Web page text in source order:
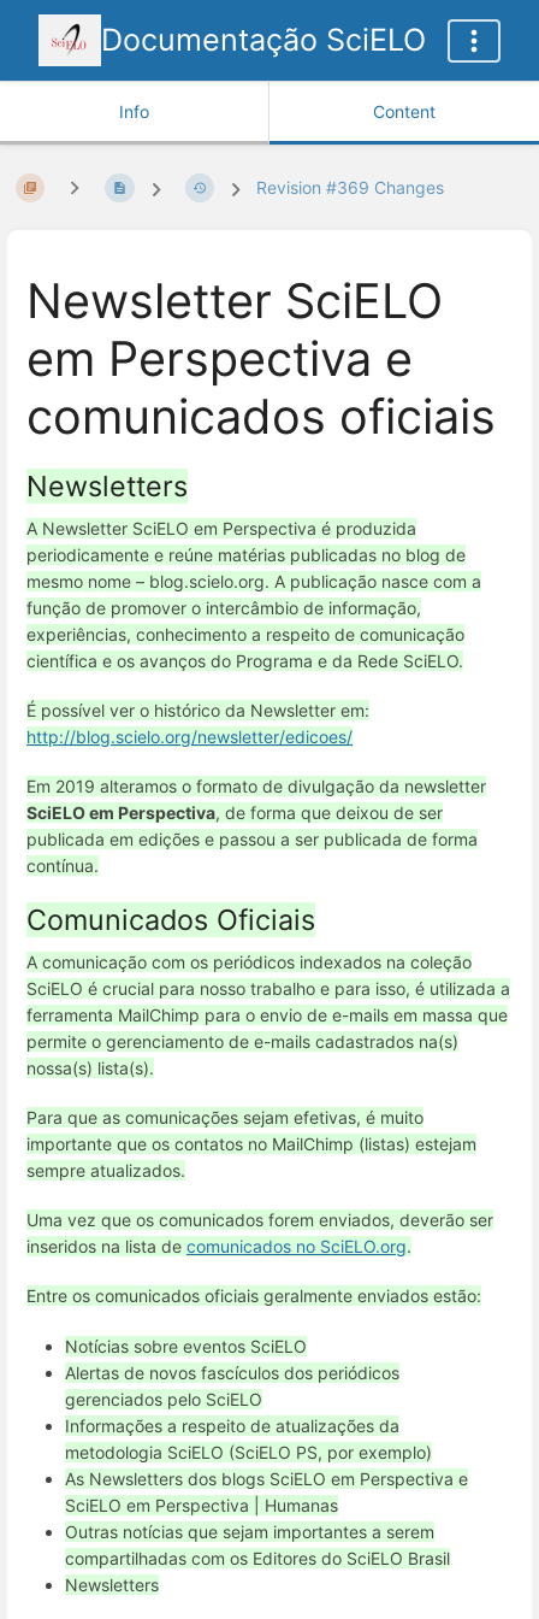
Documentação SciELO
Info Content
Revision #369 Changes
Newsletter SciELO
em Perspectiva e
comunicados oficiais
Newsletters
A Newsletter SciELO em Perspectiva é produzida
periodicamente e reúne matérias publicadas no blog de
mesmo nome – blog.scielo.org. A publicação nasce com a
função de promover o intercâmbio de informação,
experiências, conhecimento a respeito de comunicação
científica e os avanços do Programa e da Rede SciELO.
É possível ver o histórico da Newsletter em:
http://blog.scielo.org/newsletter/edicoes/
Em 2019 alteramos o formato de divulgação da newsletter
SciELO em Perspectiva, de forma que deixou de ser
publicada em edições e passou a ser publicada de forma
contínua.
Comunicados Oficiais
A comunicação com os periódicos indexados na coleção
SciELO é crucial para nosso trabalho e para isso, é utilizada a
ferramenta MailChimp para o envio de e-mails em massa que
permite o gerenciamento de e-mails cadastrados na(s)
nossa(s) lista(s).
Para que as comunicações sejam efetivas, é muito
importante que os contatos no MailChimp (listas) estejam
sempre atualizados.
Uma vez que os comunicados forem enviados, deverão ser
inseridos na lista de comunicados no SciELO.org.
Entre os comunicados oficiais geralmente enviados estão:
Notícias sobre eventos SciELO
Alertas de novos fascículos dos periódicos
gerenciados pelo SciELO
Informações a respeito de atualizações da
metodologia SciELO (SciELO PS, por exemplo)
As Newsletters dos blogs SciELO em Perspectiva e
SciELO em Perspectiva | Humanas
Outras notícias que sejam importantes a serem
compartilhadas com os Editores do SciELO Brasil
Newsletters